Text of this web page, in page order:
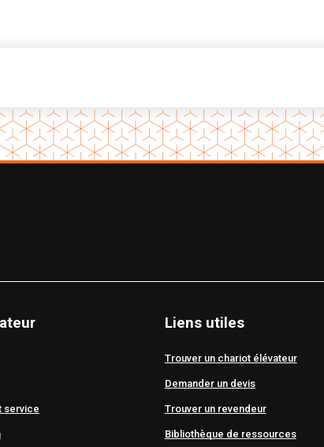
service
Liens utiles
Trouver un chariot élévateur
Demander un devis
Trouver un revendeur
Bibliothèque de ressources